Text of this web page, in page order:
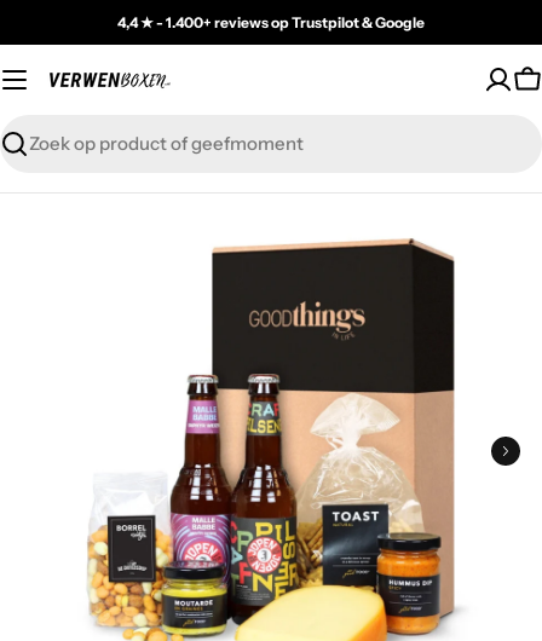
to
content
4,4 ★ - 1.400+ reviews op Trustpilot & Google
Zoeken